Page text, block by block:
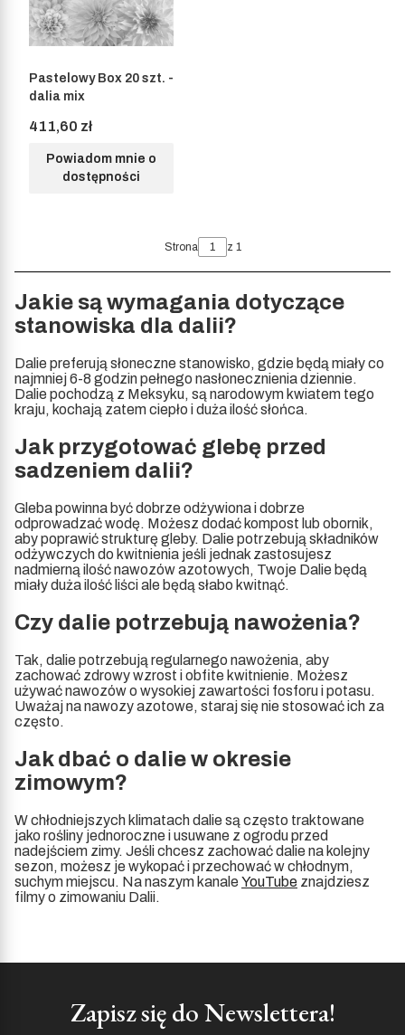
Pastelowy Box 20 szt. -
dalia mix
Cena
411,60 zł
Powiadom mnie o
dostępności
Strona z 1
Jakie są wymagania dotyczące
stanowiska dla dalii?
Dalie preferują słoneczne stanowisko, gdzie będą miały co
najmniej 6-8 godzin pełnego nasłonecznienia dziennie.
Dalie pochodzą z Meksyku, są narodowym kwiatem tego
kraju, kochają zatem ciepło i duża ilość słońca.
Jak przygotować glebę przed
sadzeniem dalii?
Gleba powinna być dobrze odżywiona i dobrze
odprowadzać wodę. Możesz dodać kompost lub obornik,
aby poprawić strukturę gleby. Dalie potrzebują składników
odżywczych do kwitnienia jeśli jednak zastosujesz
nadmierną ilość nawozów azotowych, Twoje Dalie będą
miały duża ilość liści ale będą słabo kwitnąć.
Czy dalie potrzebują nawożenia?
Tak, dalie potrzebują regularnego nawożenia, aby
zachować zdrowy wzrost i obfite kwitnienie. Możesz
używać nawozów o wysokiej zawartości fosforu i potasu.
Uważaj na nawozy azotowe, staraj się nie stosować ich za
często.
Jak dbać o dalie w okresie
zimowym?
W chłodniejszych klimatach dalie są często traktowane
jako rośliny jednoroczne i usuwane z ogrodu przed
nadejściem zimy. Jeśli chcesz zachować dalie na kolejny
sezon, możesz je wykopać i przechować w chłodnym,
suchym miejscu. Na naszym kanaleYouTube znajdziesz
filmy o zimowaniu Dalii.
Zapisz się do Newslettera!